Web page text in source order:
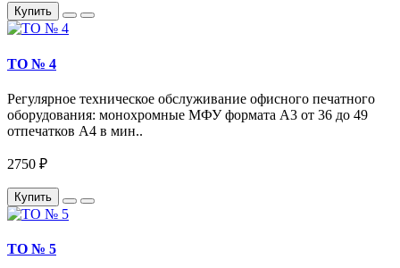
Купить
ТО № 4
Регулярное техническое обслуживание офисного печатного
оборудования: монохромные МФУ формата А3 от 36 до 49
отпечатков A4 в мин..
2750 ₽
Купить
ТО № 5